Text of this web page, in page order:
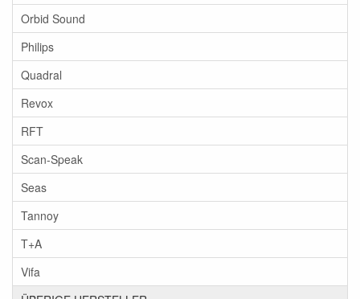
Orbid Sound
Philips
Quadral
Revox
RFT
Scan-Speak
Seas
Tannoy
T+A
Vifa